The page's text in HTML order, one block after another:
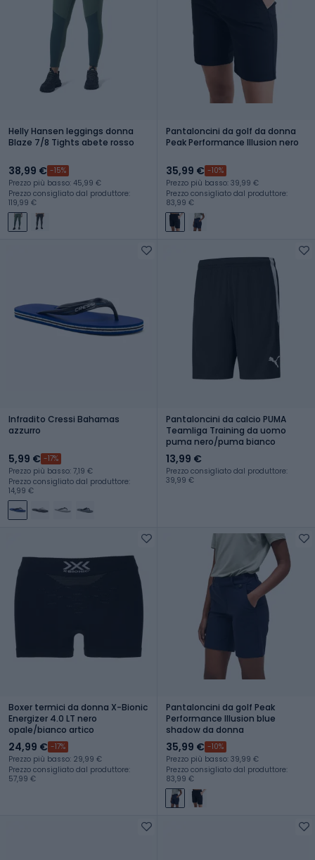
Helly Hansen leggings donna
Blaze 7/8 Tights abete rosso
38,99 € -15%
Prezzo più basso: 45,99 €
Prezzo consigliato dal produttore:
119,99 €
Pantaloncini da golf da donna
Peak Performance Illusion nero
35,99 € -10%
Prezzo più basso: 39,99 €
Prezzo consigliato dal produttore:
83,99 €
Infradito Cressi Bahamas
azzurro
5,99 € -17%
Prezzo più basso: 7,19 €
Prezzo consigliato dal produttore:
14,99 €
Pantaloncini da calcio PUMA
Teamliga Training da uomo
puma nero/puma bianco
13,99 €
Prezzo consigliato dal produttore:
39,99 €
Boxer termici da donna X-Bionic
Energizer 4.0 LT nero
opale/bianco artico
24,99 € -17%
Prezzo più basso: 29,99 €
Prezzo consigliato dal produttore:
57,99 €
Pantaloncini da golf Peak
Performance Illusion blue
shadow da donna
35,99 € -10%
Prezzo più basso: 39,99 €
Prezzo consigliato dal produttore:
83,99 €